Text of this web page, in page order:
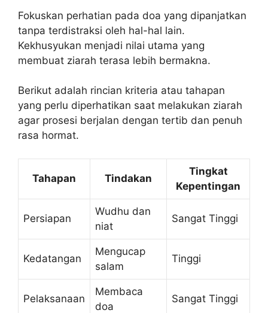
Fokuskan perhatian pada doa yang dipanjatkan
tanpa terdistraksi oleh hal-hal lain.
Kekhusyukan menjadi nilai utama yang
membuat ziarah terasa lebih bermakna.
Berikut adalah rincian kriteria atau tahapan
yang perlu diperhatikan saat melakukan ziarah
agar prosesi berjalan dengan tertib dan penuh
rasa hormat.
Tahapan Tindakan
Tingkat
Kepentingan
Persiapan
Wudhu dan
niat
Sangat Tinggi
Kedatangan
Mengucap
salam
Tinggi
Pelaksanaan
Membaca
doa
Sangat Tinggi